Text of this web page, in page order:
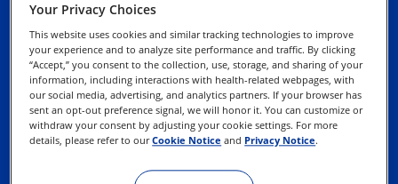
Academy
Uso de Cookies
Ejerce tus Derechos
sitio web
Your Privacy Choices
This website uses cookies and similar tracking technologies to improve
your experience and to analyze site performance and traffic. By clicking
“Accept,” you consent to the collection, use, storage, and sharing of your
information, including interactions with health-related webpages, with
our social media, advertising, and analytics partners. If your browser has
sent an opt-out preference signal, we will honor it. You can customize or
withdraw your consent by adjusting your cookie settings. For more
details, please refer to ourCookie Notice and Privacy Notice.